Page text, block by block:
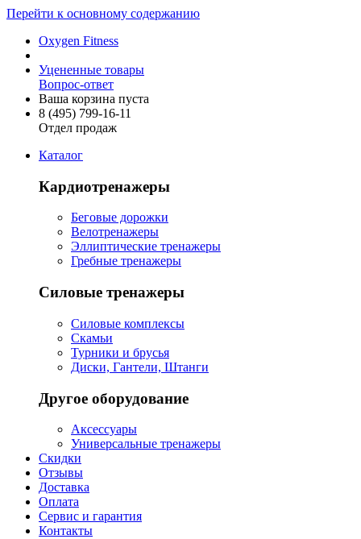
Перейти к основному содержанию
Oxygen Fitness
Уцененные товары
Вопрос-ответ
Ваша корзина пуста
8 (495) 799-16-11
Отдел продаж
Каталог
Кардиотренажеры
Беговые дорожки
Велотренажеры
Эллиптические тренажеры
Гребные тренажеры
Силовые тренажеры
Силовые комплексы
Скамьи
Турники и брусья
Диски, Гантели, Штанги
Другое оборудование
Аксессуары
Универсальные тренажеры
Скидки
Отзывы
Доставка
Оплата
Сервис и гарантия
Контакты